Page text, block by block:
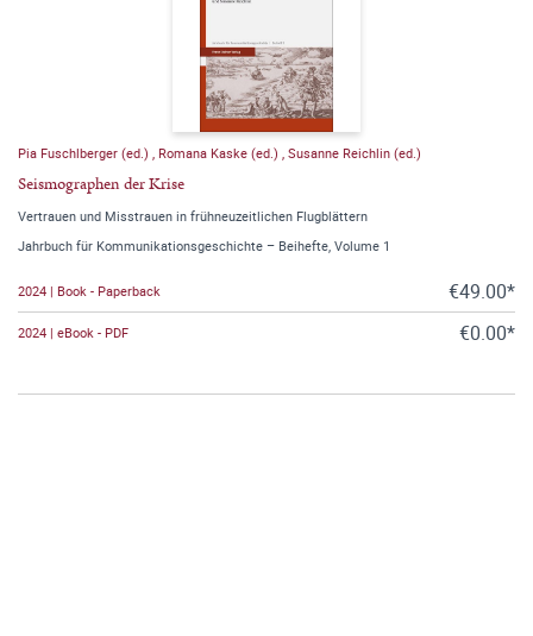
Pia Fuschlberger (ed.) Romana Kaske (ed.) Susanne Reichlin (ed.)
Seismographen der Krise
Vertrauen und Misstrauen in frühneuzeitlichen Flugblättern
Jahrbuch für Kommunikationsgeschichte – Beihefte, Volume 1
2024 | Book - Paperback €49.00*
2024 | eBook - PDF €0.00*